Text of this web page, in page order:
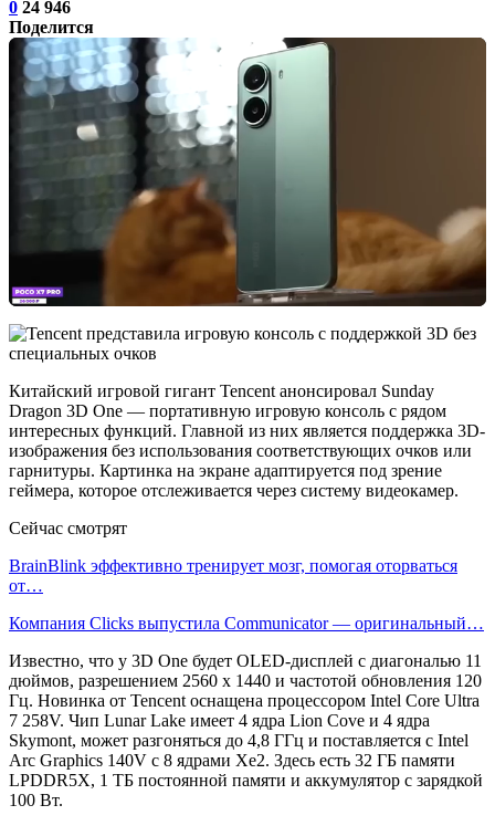
0 24 946
Поделится
Китайский игровой гигант Tencent анонсировал Sunday
Dragon 3D One — портативную игровую консоль с рядом
интересных функций. Главной из них является поддержка 3D-
изображения без использования соответствующих очков или
гарнитуры. Картинка на экране адаптируется под зрение
геймера, которое отслеживается через систему видеокамер.
Сейчас смотрят
BrainBlink эффективно тренирует мозг, помогая оторваться
от…
Компания Clicks выпустила Communicator — оригинальный…
Известно, что у 3D One будет OLED-дисплей с диагональю 11
дюймов, разрешением 2560 x 1440 и частотой обновления 120
Гц. Новинка от Tencent оснащена процессором Intel Core Ultra
7 258V. Чип Lunar Lake имеет 4 ядра Lion Cove и 4 ядра
Skymont, может разгоняться до 4,8 ГГц и поставляется с Intel
Arc Graphics 140V с 8 ядрами Xe2. Здесь есть 32 ГБ памяти
LPDDR5X, 1 ТБ постоянной памяти и аккумулятор с зарядкой
100 Вт.